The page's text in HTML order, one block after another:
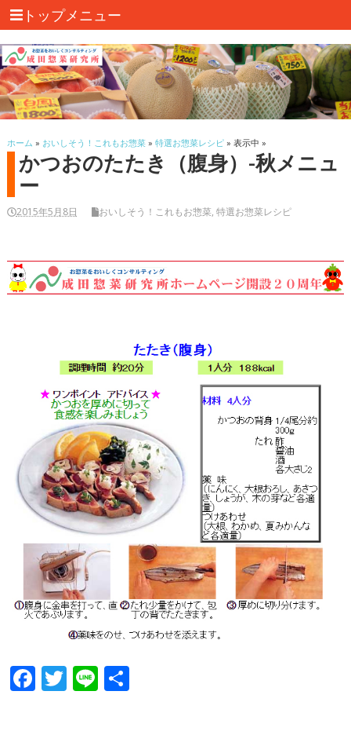
トップメニュー
ホーム » おいしそう！これもお惣菜» 特選お惣菜レシピ» 表示中 »
かつおのたたき（腹身）-秋メニュ
ー
2015年5月8日 おいしそう！これもお惣菜, 特選お惣菜レシピ
F T Li 共